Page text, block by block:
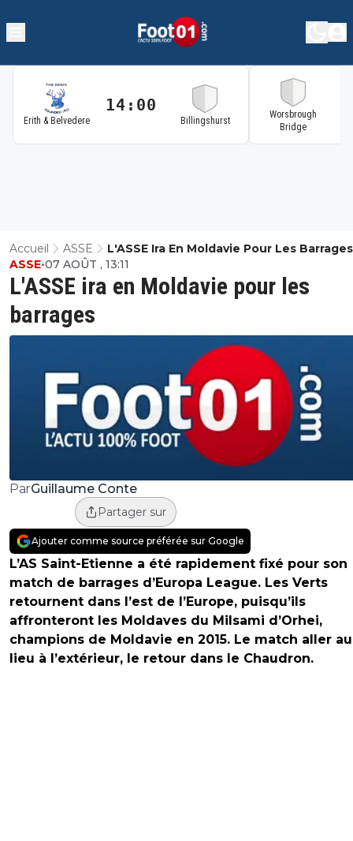
Erith & Belvedere
14:00
Billingshurst
Worsbrough
Bridge
Accueil ASSE L'ASSE Ira En Moldavie Pour Les Barrages
L'ASSE ira en Moldavie pour les
barrages
ASSE•07 AOÛT , 13:11
ParGuillaume Conte
Partager sur
Ajouter comme source préférée sur Google
L’AS Saint-Etienne a été rapidement fixé pour son
match de barrages d’Europa League. Les Verts
retournent dans l’est de l’Europe, puisqu’ils
affronteront les Moldaves du Milsami d’Orhei,
champions de Moldavie en 2015. Le match aller
lieu à l’extérieur, le retour dans le Chaudron.